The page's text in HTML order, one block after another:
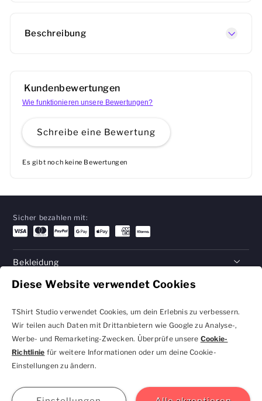
Diese Website verwendet Cookies
TShirt Studio verwendet Cookies, um dein Erlebnis zu verbessern.
Wir teilen auch Daten mit Drittanbietern wie Google zu Analyse-,
Werbe- und Remarketing-Zwecken. Überprüfe unsere Cookie-
Richtlinie für weitere Informationen oder um deine Cookie-
Einstellungen zu ändern.
Beschreibung
Kundenbewertungen
Wie funktionieren unsere Bewertungen?
Schreibe eine Bewertung
Es gibt noch keine Bewertungen
Sicher bezahlen mit:
Bekleidung
Geschenke
Hilfe
Datenschutzbestimmungen
und Cookie-Einstellungen
kontakt@tshirtstudio.de